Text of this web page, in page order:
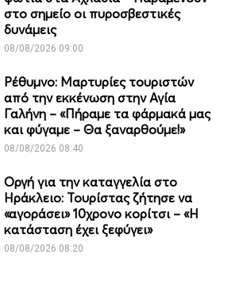
στο σημείο οι πυροσβεστικές
δυνάμεις
08/08/2026 09:00
Ρέθυμνο: Μαρτυρίες τουριστών
από την εκκένωση στην Αγία
Γαλήνη – «Πήραμε τα φάρμακά μας
και φύγαμε – Θα ξαναρθούμε!»
08/08/2026 08:40
Οργή για την καταγγελία στο
Ηράκλειο: Τουρίστας ζήτησε να
«αγοράσει» 10χρονο κορίτσι – «Η
κατάσταση έχει ξεφύγει»
08/08/2026 08:20